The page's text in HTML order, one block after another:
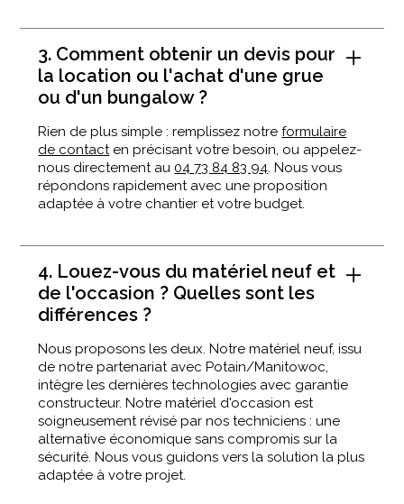
3. Comment obtenir un devis pour
la location ou l'achat d'une grue
ou d'un bungalow ?
Rien de plus simple : remplissez notreformulaire
de contact en précisant votre besoin, ou appelez-
nous directement au 04 73 84 83 94 . Nous vous
répondons rapidement avec une proposition
adaptée à votre chantier et votre budget.
4. Louez-vous du matériel neuf et
de l'occasion ? Quelles sont les
différences ?
Nous proposons les deux. Notre matériel neuf, issu
de notre partenariat avec Potain/Manitowoc,
intègre les dernières technologies avec garantie
constructeur. Notre matériel d'occasion est
soigneusement révisé par nos techniciens : une
alternative économique sans compromis sur la
sécurité. Nous vous guidons vers la solution la plus
adaptée à votre projet.